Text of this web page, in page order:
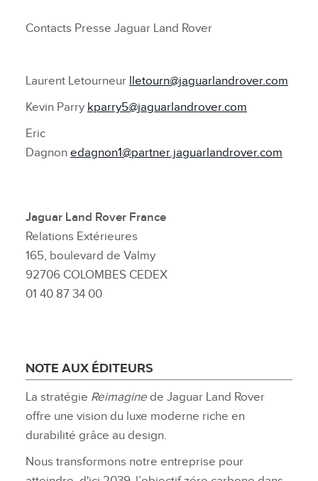
Contacts Presse Jaguar Land Rover
Laurent Letourneur lletourn@jaguarlandrover.com
Kevin Parry kparry5@jaguarlandrover.com
Eric
Dagnon edagnon1@partner.jaguarlandrover.com
Jaguar Land Rover France
Relations Extérieures
165, boulevard de Valmy
92706 COLOMBES CEDEX
01 40 87 34 00
NOTE AUX ÉDITEURS
La stratégie Reimagine de Jaguar Land Rover
offre une vision du luxe moderne riche en
durabilité grâce au design.
Nous transformons notre entreprise pour